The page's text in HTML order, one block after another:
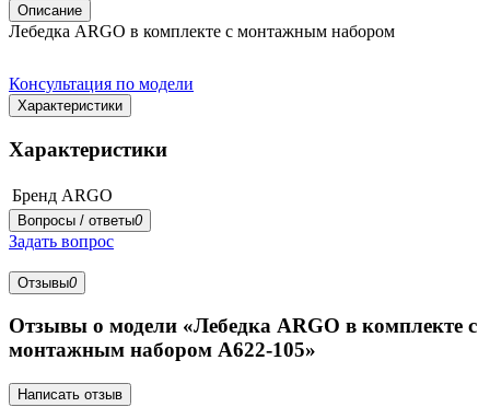
Описание
Лебедка ARGO в комплекте с монтажным набором
Консультация по модели
Характеристики
Характеристики
Бренд ARGO
Вопросы / ответы0
Задать вопрос
Отзывы0
Отзывы о модели «Лебедка ARGO в комплекте с
монтажным набором А622-105»
Написать отзыв